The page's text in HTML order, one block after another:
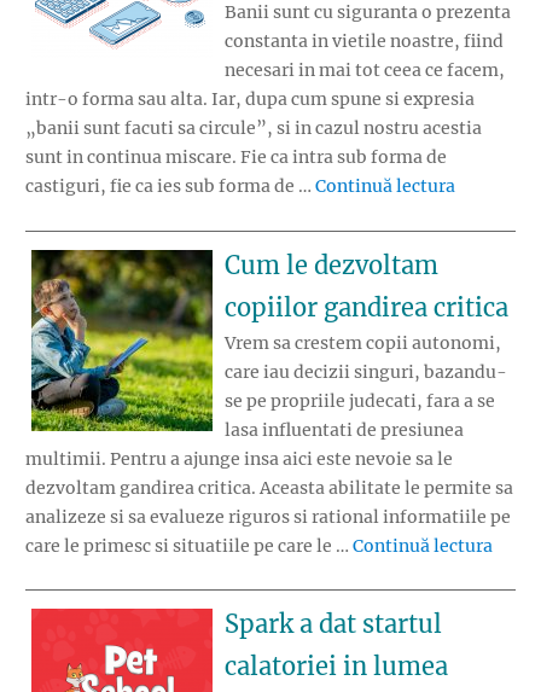
Banii sunt cu siguranta o prezenta
constanta in vietile noastre, fiind
necesari in mai tot ceea ce facem,
intr-o forma sau alta. Iar, dupa cum spune si expresia
„banii sunt facuti sa circule”, si in cazul nostru acestia
sunt in continua miscare. Fie ca intra sub forma de
castiguri, fie ca ies sub forma de … Continuă lectura
Cum le dezvoltam
copiilor gandirea critica
Vrem sa crestem copii autonomi,
care iau decizii singuri, bazandu-
se pe propriile judecati, fara a se
lasa influentati de presiunea
multimii. Pentru a ajunge insa aici este nevoie sa le
dezvoltam gandirea critica. Aceasta abilitate le permite sa
analizeze si sa evalueze riguros si rational informatiile pe
care le primesc si situatiile pe care le … Continuă lectura
Spark a dat startul
calatoriei in lumea